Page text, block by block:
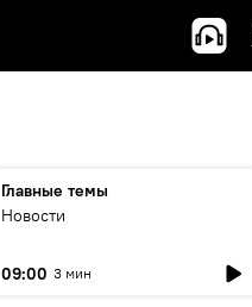
Главные темы
Новости
09:00 3 мин